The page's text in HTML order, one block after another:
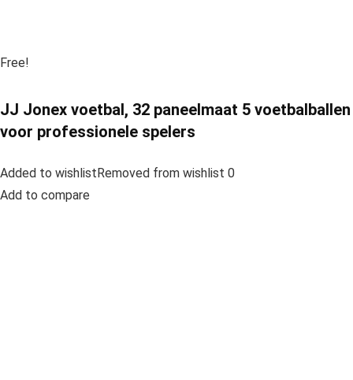
Free!
JJ Jonex voetbal, 32 paneelmaat 5 voetbalballen
voor professionele spelers
Added to wishlistRemoved from wishlist 0
Add to compare